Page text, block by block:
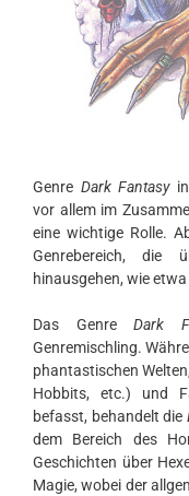
Genre Dark Fantasyin
vor allem im
eine wichtige Rolle.
Genrebereich, die
hinausgehen, wie
Das GenreDark
Genremischling.
phantastischen
Hobbits, etc.) und
befasst, behandelt die
dem Bereich des
Geschichten über
Magie, wobei der